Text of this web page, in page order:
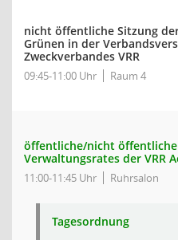
nicht öffentliche Sitzung
Grünen in der
Zweckverbandes VRR
09:45-11:00 Uhr Raum 4
öffentliche/nicht öffentliche
Verwaltungsrates der VRR
11:00-11:45 Uhr Ruhrsalon
Tagesordnung